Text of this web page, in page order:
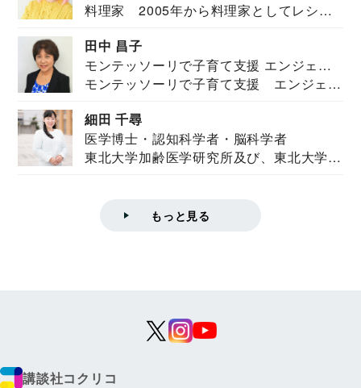
料理家 2005年から料理家としてレシピ
田中 昌子
モンテッソーリで子育て支援 エンジェル
ズハウス研究所所長
モンテッソーリで子育て支援 エンジェル
細田 千尋
医学博士・認知科学者・脳科学者
東北大学加齢医学研究所及び、東北大学大
もっと見る
講談社コクリコ